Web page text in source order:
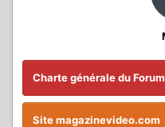
Charte générale du Forum
Site magazinevideo.com